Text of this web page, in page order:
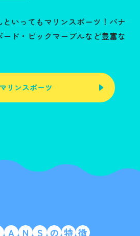
いってもマリンスポーツ！バナ
ド・ビックマーブルなど豊富な
マリンスポーツ
A N S の 特 徴